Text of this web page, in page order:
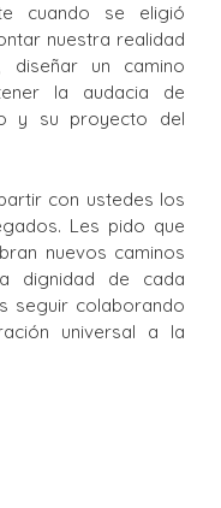
cuando se eligió
nuestra realidad
un camino
la audacia de
y su proyecto del
con ustedes los
Les pido que
nuevos caminos
dignidad de cada
seguir colaborando
universal a la